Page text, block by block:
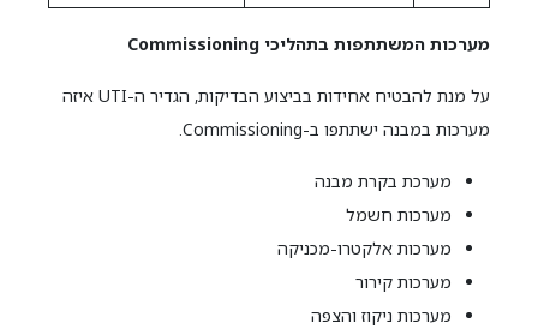
מערכות המשתתפות בתהליכי Commissioning
על מנת להבטיח אחידות בביצוע הבדיקות, הגדיר ה-UTI איזה
מערכות במבנה ישתתפו ב-Commissioning.
מערכת בקרת מבנה
מערכות חשמל
מערכות אלקטרו-מכניקה
מערכות קירור
מערכות ניקוז והצפה